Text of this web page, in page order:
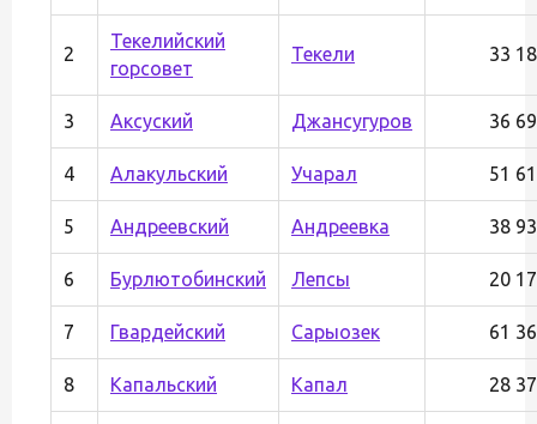
2
Текелийский
горсовет
Текели 33
3 Аксуский Джансугуров 36
4 Алакульский Учарал 51
5 Андреевский Андреевка 38
6 Бурлютобинский Лепсы 20
7 Гвардейский Сарыозек 61
8 Капальский Капал 28